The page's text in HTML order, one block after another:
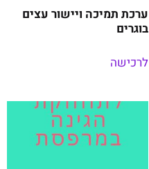
ערכת תמיכה ויישור עצים
בוגרים
לרכישה